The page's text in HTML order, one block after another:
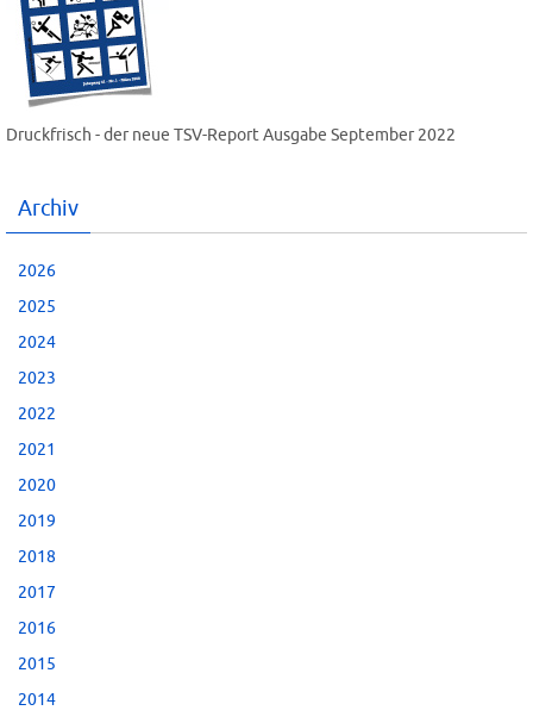
Druckfrisch - der neue TSV-Report Ausgabe September 2022
Archiv
2026
2025
2024
2023
2022
2021
2020
2019
2018
2017
2016
2015
2014